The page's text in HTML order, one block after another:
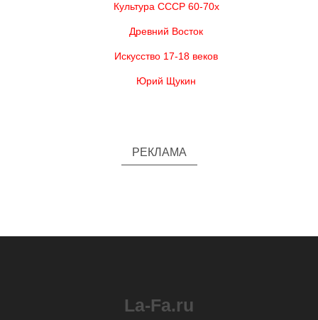
Культура СССР 60-70х
Древний Восток
Искусство 17-18 веков
Юрий Щукин
РЕКЛАМА
La-Fa.ru